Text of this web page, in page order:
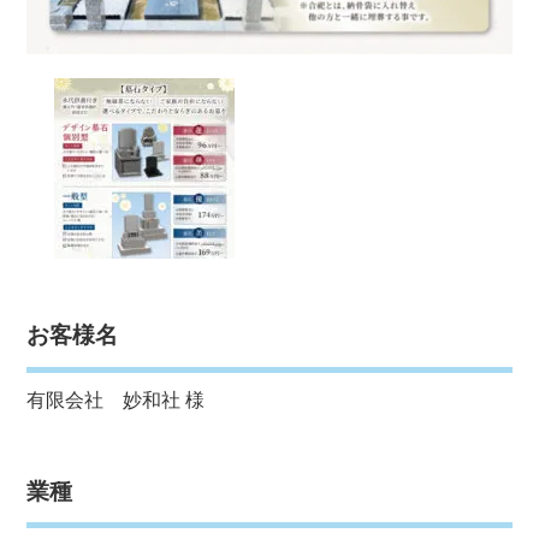
お客様名
有限会社 妙和社 様
業種